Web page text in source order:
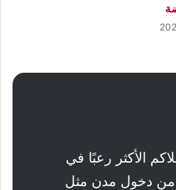
الأكثر رعبًا في
من دخول مدن مثل